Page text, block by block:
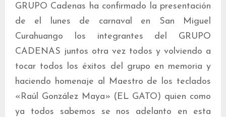
GRUPO Cadenas ha confirmado la presentación
de el lunes de carnaval en San Miguel
Curahuango los integrantes del GRUPO
CADENAS juntos otra vez todos y volviendo a
tocar todos los éxitos del grupo en memoria y
haciendo homenaje al Maestro de los teclados
«Raúl González Maya» (EL GATO) quien como
ya todos sabemos se nos adelanto en esta